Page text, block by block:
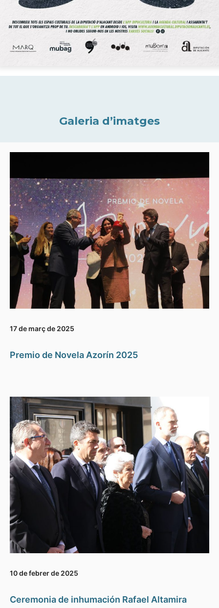
Galeria d’imatges
17 de març de 2025
Premio de Novela Azorín 2025
10 de febrer de 2025
Ceremonia de inhumación Rafael Altamira